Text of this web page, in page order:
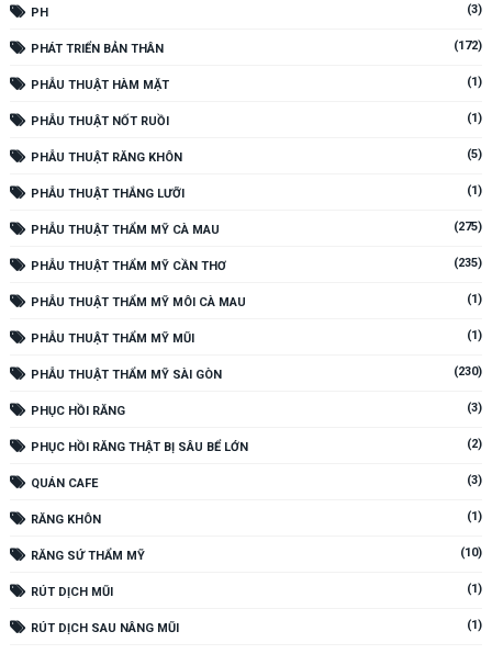
PH (3)
PHÁT TRIỂN BẢN THÂN (172)
PHẪU THUẬT HÀM MẶT (1)
PHẪU THUẬT NỐT RUỒI (1)
PHẪU THUẬT RĂNG KHÔN (5)
PHẪU THUẬT THẮNG LƯỠI (1)
PHẪU THUẬT THẨM MỸ CÀ MAU (275)
PHẪU THUẬT THẨM MỸ CẦN THƠ (235)
PHẪU THUẬT THẨM MỸ MÔI CÀ MAU (1)
PHẪU THUẬT THẨM MỸ MŨI (1)
PHẪU THUẬT THẨM MỸ SÀI GÒN (230)
PHỤC HỒI RĂNG (3)
PHỤC HỒI RĂNG THẬT BỊ SÂU BỂ LỚN (2)
QUÁN CAFE (3)
RĂNG KHÔN (1)
RĂNG SỨ THẨM MỸ (10)
RÚT DỊCH MŨI (1)
RÚT DỊCH SAU NÂNG MŨI (1)